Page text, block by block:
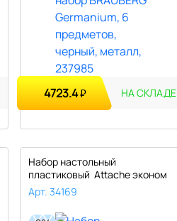
4723.4₽ НА СКЛАДЕ
Набор настольный
пластиковый Attache эконом
серый..
Арт. 34169